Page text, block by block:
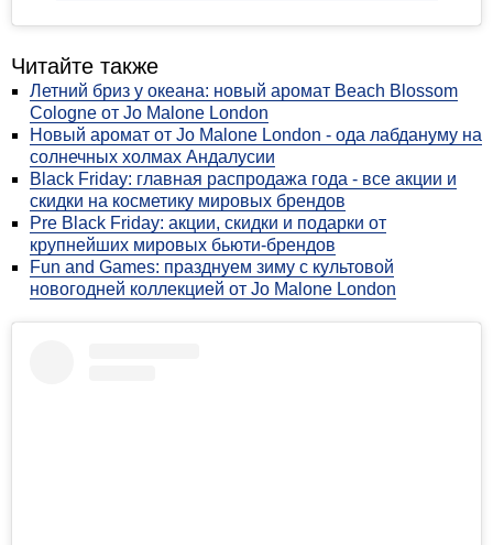
Читайте также
Летний бриз у океана: новый аромат Beach Blossom
Cologne от Jo Malone London
Новый аромат от Jo Malone London - ода лабдануму на
солнечных холмах Андалусии
Black Friday: главная распродажа года - все акции и
скидки на косметику мировых брендов
Pre Black Friday: акции, скидки и подарки от
крупнейших мировых бьюти-брендов
Fun and Games: празднуем зиму с культовой
новогодней коллекцией от Jo Malone London